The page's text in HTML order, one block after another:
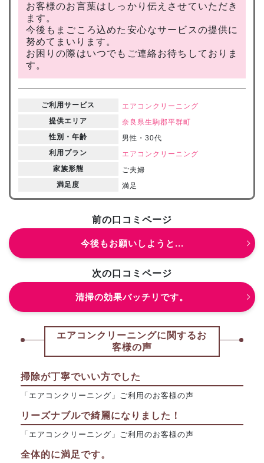
お客様のお言葉はしっかり伝えさせていただき
ます。
今後もまごころ込めた安心なサービスの提供に
努めてまいります。
お困りの際はいつでもご連絡お待ちしておりま
す。
ご利用サービス
エアコンクリーニング
提供エリア
奈良県生駒郡平群町
性別・年齢
男性・30代
利用プラン
エアコンクリーニング
家族形態
ご夫婦
満足度
満足
前の口コミページ
今後もお願いしようと...
次の口コミページ
清掃の効果バッチリです。
エアコンクリーニングに関するお
客様の声
掃除が丁寧でいい方でした
「エアコンクリーニング」ご利用のお客様の声
リーズナブルで綺麗になりました！
「エアコンクリーニング」ご利用のお客様の声
全体的に満足です。